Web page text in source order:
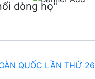
dòng họ"
QUỐC LẦN THỨ 26